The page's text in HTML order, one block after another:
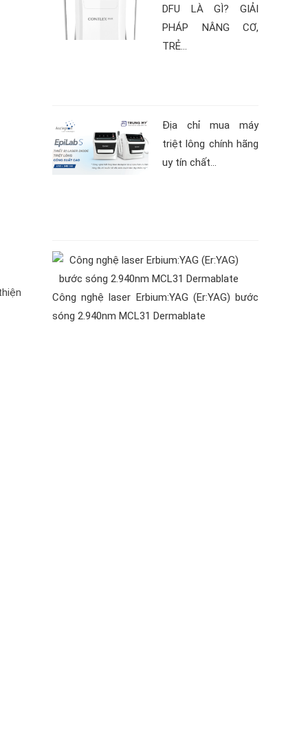
DFU LÀ GÌ? GIẢI
PHÁP NÂNG CƠ,
TRẺ...
Địa chỉ mua máy
triệt lông chính hãng
uy tín chất...
Công nghệ laser Erbium:YAG (Er:YAG) bước
sóng 2.940nm MCL31 Dermablate